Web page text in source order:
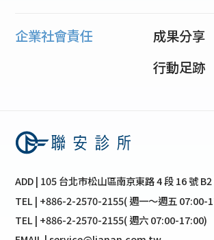
企業社會責任
成果分享
行動足跡
ADD | 105 台北市松山區南京東路 4 段 16 號 B2
TEL | +886-2-2570-2155( 週一～週五 07:00-
TEL | +886-2-2570-2155( 週六 07:00-17:00)